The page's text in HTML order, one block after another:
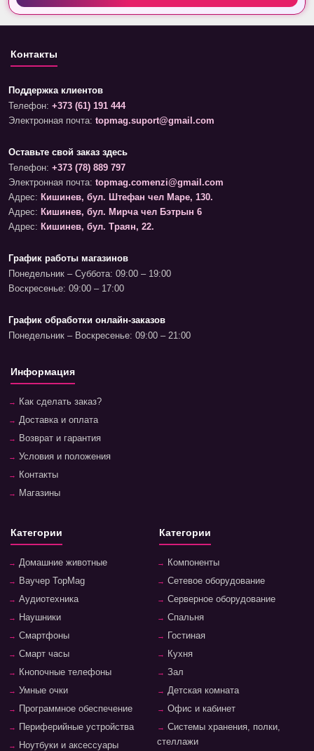
Контакты
Поддержка клиентов
Телефон: +373 (61) 191 444
Электронная почта: topmag.suport@gmail.com
Оставьте свой заказ здесь
Телефон: +373 (78) 889 797
Электронная почта: topmag.comenzi@gmail.com
Адрес: Кишинев, бул. Штефан чел Маре, 130.
Адрес: Кишинев, бул. Мирча чел Бэтрын 6
Адрес: Кишинев, бул. Траян, 22.
График работы магазинов
Понедельник – Суббота: 09:00 – 19:00
Воскресенье: 09:00 – 17:00
График обработки онлайн-заказов
Понедельник – Воскресенье: 09:00 – 21:00
Информация
Как сделать заказ?
Доставка и оплата
Возврат и гарантия
Условия и положения
Контакты
Магазины
Категории
Домашние животные
Ваучер TopMag
Аудиотехника
Наушники
Смартфоны
Смарт часы
Кнопочные телефоны
Умные очки
Программное обеспечение
Периферийные устройства
Ноутбуки и аксессуары
Категории
Компоненты
Сетевое оборудование
Серверное оборудование
Спальня
Гостиная
Кухня
Зал
Детская комната
Офис и кабинет
Системы хранения, полки,
стеллажи